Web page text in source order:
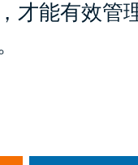
才能有效管